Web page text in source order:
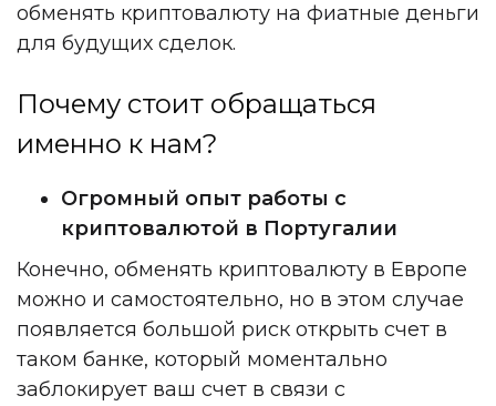
обменять криптовалюту на фиатные деньги
для будущих сделок.
Почему стоит обращаться
именно к нам?
Огромный опыт работы с
криптовалютой в Португалии
Конечно, обменять криптовалюту в Европе
можно и самостоятельно, но в этом случае
появляется большой риск открыть счет в
таком банке, который моментально
заблокирует ваш счет в связи с